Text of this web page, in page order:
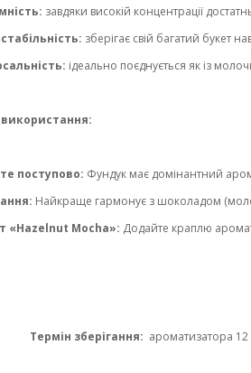
завдяки високій концентрації
зберігає свій багатий букет
ідеально поєднується як із
поступово: Фундук має домінантний
Найкраще гармонує з шоколадом
«Hazelnut Mocha»: Додайте краплю
Термін зберігання: ароматизатора 12